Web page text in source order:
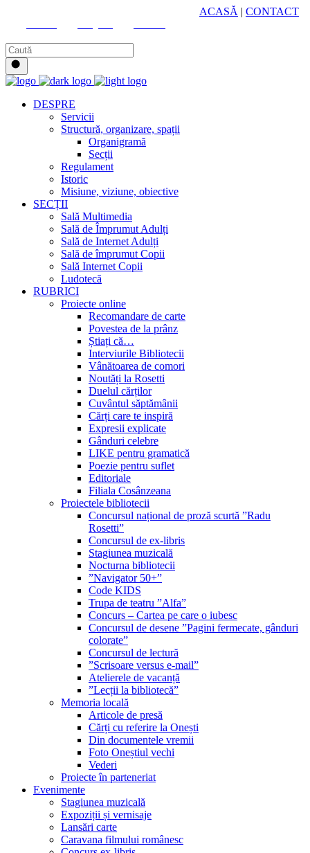
ACASĂ | CONTACT
DESPRE
Servicii
Structură, organizare, spații
Organigramă
Secții
Regulament
Istoric
Misiune, viziune, obiective
SECȚII
Sală Multimedia
Sală de Împrumut Adulți
Sală de Internet Adulți
Sală de împrumut Copii
Sală Internet Copii
Ludotecă
RUBRICI
Proiecte online
Recomandare de carte
Povestea de la prânz
Știați că…
Interviurile Bibliotecii
Vânătoarea de comori
Noutăți la Rosetti
Duelul cărților
Cuvântul săptămânii
Cărți care te inspiră
Expresii explicate
Gânduri celebre
LIKE pentru gramatică
Poezie pentru suflet
Editoriale
Filiala Cosânzeana
Proiectele bibliotecii
Concursul național de proză scurtă ”Radu
Rosetti”
Concursul de ex-libris
Stagiunea muzicală
Nocturna bibliotecii
”Navigator 50+”
Code KIDS
Trupa de teatru ”Alfa”
Concurs – Cartea pe care o iubesc
Concursul de desene ”Pagini fermecate, gânduri
colorate”
Concursul de lectură
”Scrisoare versus e-mail”
Atelierele de vacanță
”Lecții la bibliotecă”
Memoria locală
Articole de presă
Cărți cu referire la Onești
Din documentele vremii
Foto Oneștiul vechi
Vederi
Proiecte în parteneriat
Evenimente
Stagiunea muzicală
Expoziții și vernisaje
Lansări carte
Caravana filmului românesc